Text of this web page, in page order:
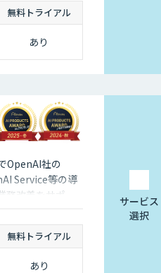
無料トライアル
あり
OpenAI社の
Service等の導
改善をサポー
ご相談くださ
無料トライアル
あり
サービス
選択